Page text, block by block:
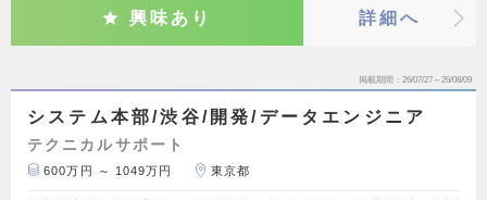
興味あり 詳細へ
掲載期間 26/07/27～26/08/09
システム本部/渋谷/開発/データエンジニア
テクニカルサポート
600万円 ～ 1049万円 東京都